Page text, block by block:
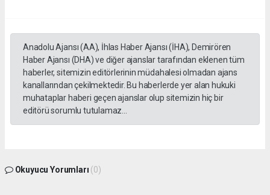
Anadolu Ajansı (AA), İhlas Haber Ajansı (İHA), Demirören
Haber Ajansı (DHA) ve diğer ajanslar tarafından eklenen tüm
haberler, sitemizin editörlerinin müdahalesi olmadan ajans
kanallarından çekilmektedir. Bu haberlerde yer alan hukuki
muhataplar haberi geçen ajanslar olup sitemizin hiç bir
editörü sorumlu tutulamaz...
Okuyucu Yorumları (0)